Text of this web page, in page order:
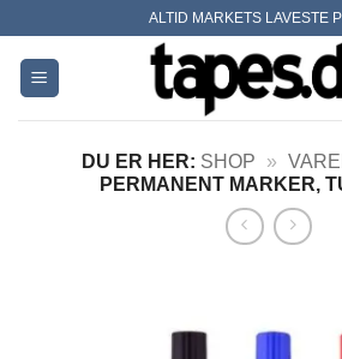
content
ALTID MARKETS LAVESTE
DU ER HER: SHOP »
PERMANENT MARKER,